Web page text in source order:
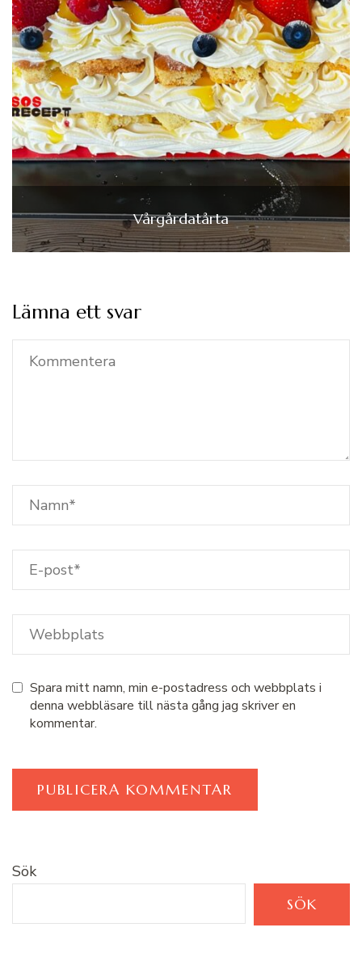
Vårgårdatårta
Lämna ett svar
Spara mitt namn, min e-postadress och webbplats i
denna webbläsare till nästa gång jag skriver en
kommentar.
Sök
SÖK